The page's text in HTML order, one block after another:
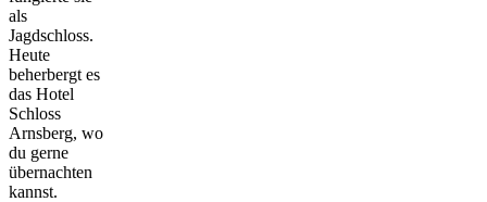
als
Jagdschloss.
Heute
beherbergt es
das Hotel
Schloss
Arnsberg, wo
du gerne
übernachten
kannst.